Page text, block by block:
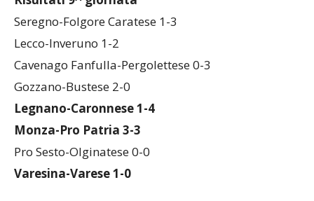
Risultati 9^ giornata
Seregno-Folgore Caratese 1-3
Lecco-Inveruno 1-2
Cavenago Fanfulla-Pergolettese 0-3
Gozzano-Bustese 2-0
Legnano-Caronnese 1-4
Monza-Pro Patria 3-3
Pro Sesto-Olginatese 0-0